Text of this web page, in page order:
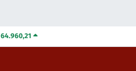
64.960,21